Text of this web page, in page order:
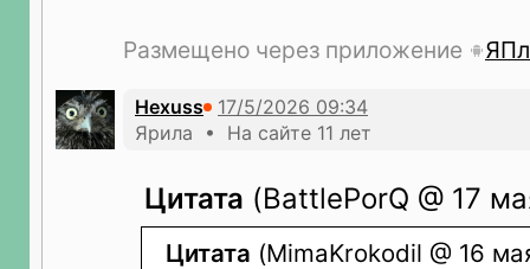
Размещено через приложение
Hexuss
Ярила • На сайте 11 лет
Цитата (BattlePorQ @ 17
Цитата (MimaKrokodil @ 16